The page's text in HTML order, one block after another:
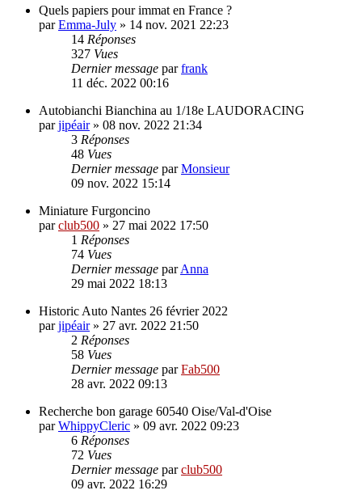
Quels papiers pour immat en France ?
parEmma-July » 14 nov. 2021 22:23
14 Réponses
327 Vues
Dernier message parfrank
11 déc. 2022 00:16
Autobianchi Bianchina au 1/18e LAUDORACING
parjipéair» 08 nov. 2022 21:34
3 Réponses
48 Vues
Dernier message parMonsieur
09 nov. 2022 15:14
Miniature Furgoncino
parclub500 » 27 mai 2022 17:50
1 Réponses
74 Vues
Dernier message parAnna
29 mai 2022 18:13
Historic Auto Nantes 26 février 2022
parjipéair» 27 avr. 2022 21:50
2 Réponses
58 Vues
Dernier message parFab500
28 avr. 2022 09:13
Recherche bon garage 60540 Oise/Val-d'Oise
parWhippyCleric » 09 avr. 2022 09:23
6 Réponses
72 Vues
Dernier message parclub500
09 avr. 2022 16:29